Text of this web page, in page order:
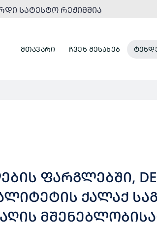
ᲡᲐᲢᲔᲡᲢᲝ ᲠᲔᲟᲘᲛᲨᲘᲐ
ᲛᲗᲐᲕᲐᲠᲘ ᲩᲕᲔᲜ ᲨᲔᲡᲐᲮᲔᲑ
ᲤᲐᲠᲒᲚᲔᲑᲨᲘ,
75